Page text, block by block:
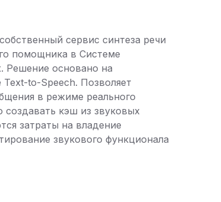
сервис синтеза речи
помощника в Системе
Решение основано на
to-Speech. Позволяет
в режиме реального
кэш из звуковых
затраты на владение
звукового функционала